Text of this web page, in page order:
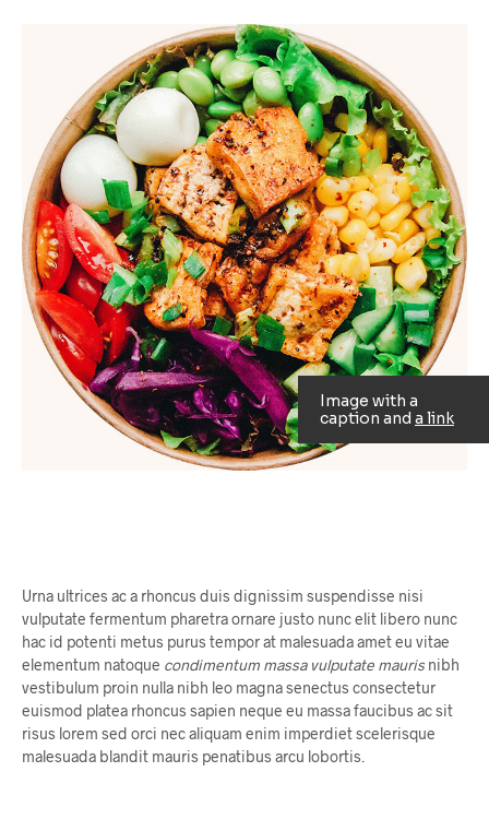
Image with a
caption and a link
Urna ultrices ac a rhoncus duis dignissim suspendisse nisi
vulputate fermentum pharetra ornare justo nunc elit libero nunc
hac id potenti metus purus tempor at malesuada amet eu vitae
elementum natoque condimentum massa vulputate mauris nibh
vestibulum proin nulla nibh leo magna senectus consectetur
euismod platea rhoncus sapien neque eu massa faucibus ac sit
risus lorem sed orci nec aliquam enim imperdiet scelerisque
malesuada blandit mauris penatibus arcu lobortis.